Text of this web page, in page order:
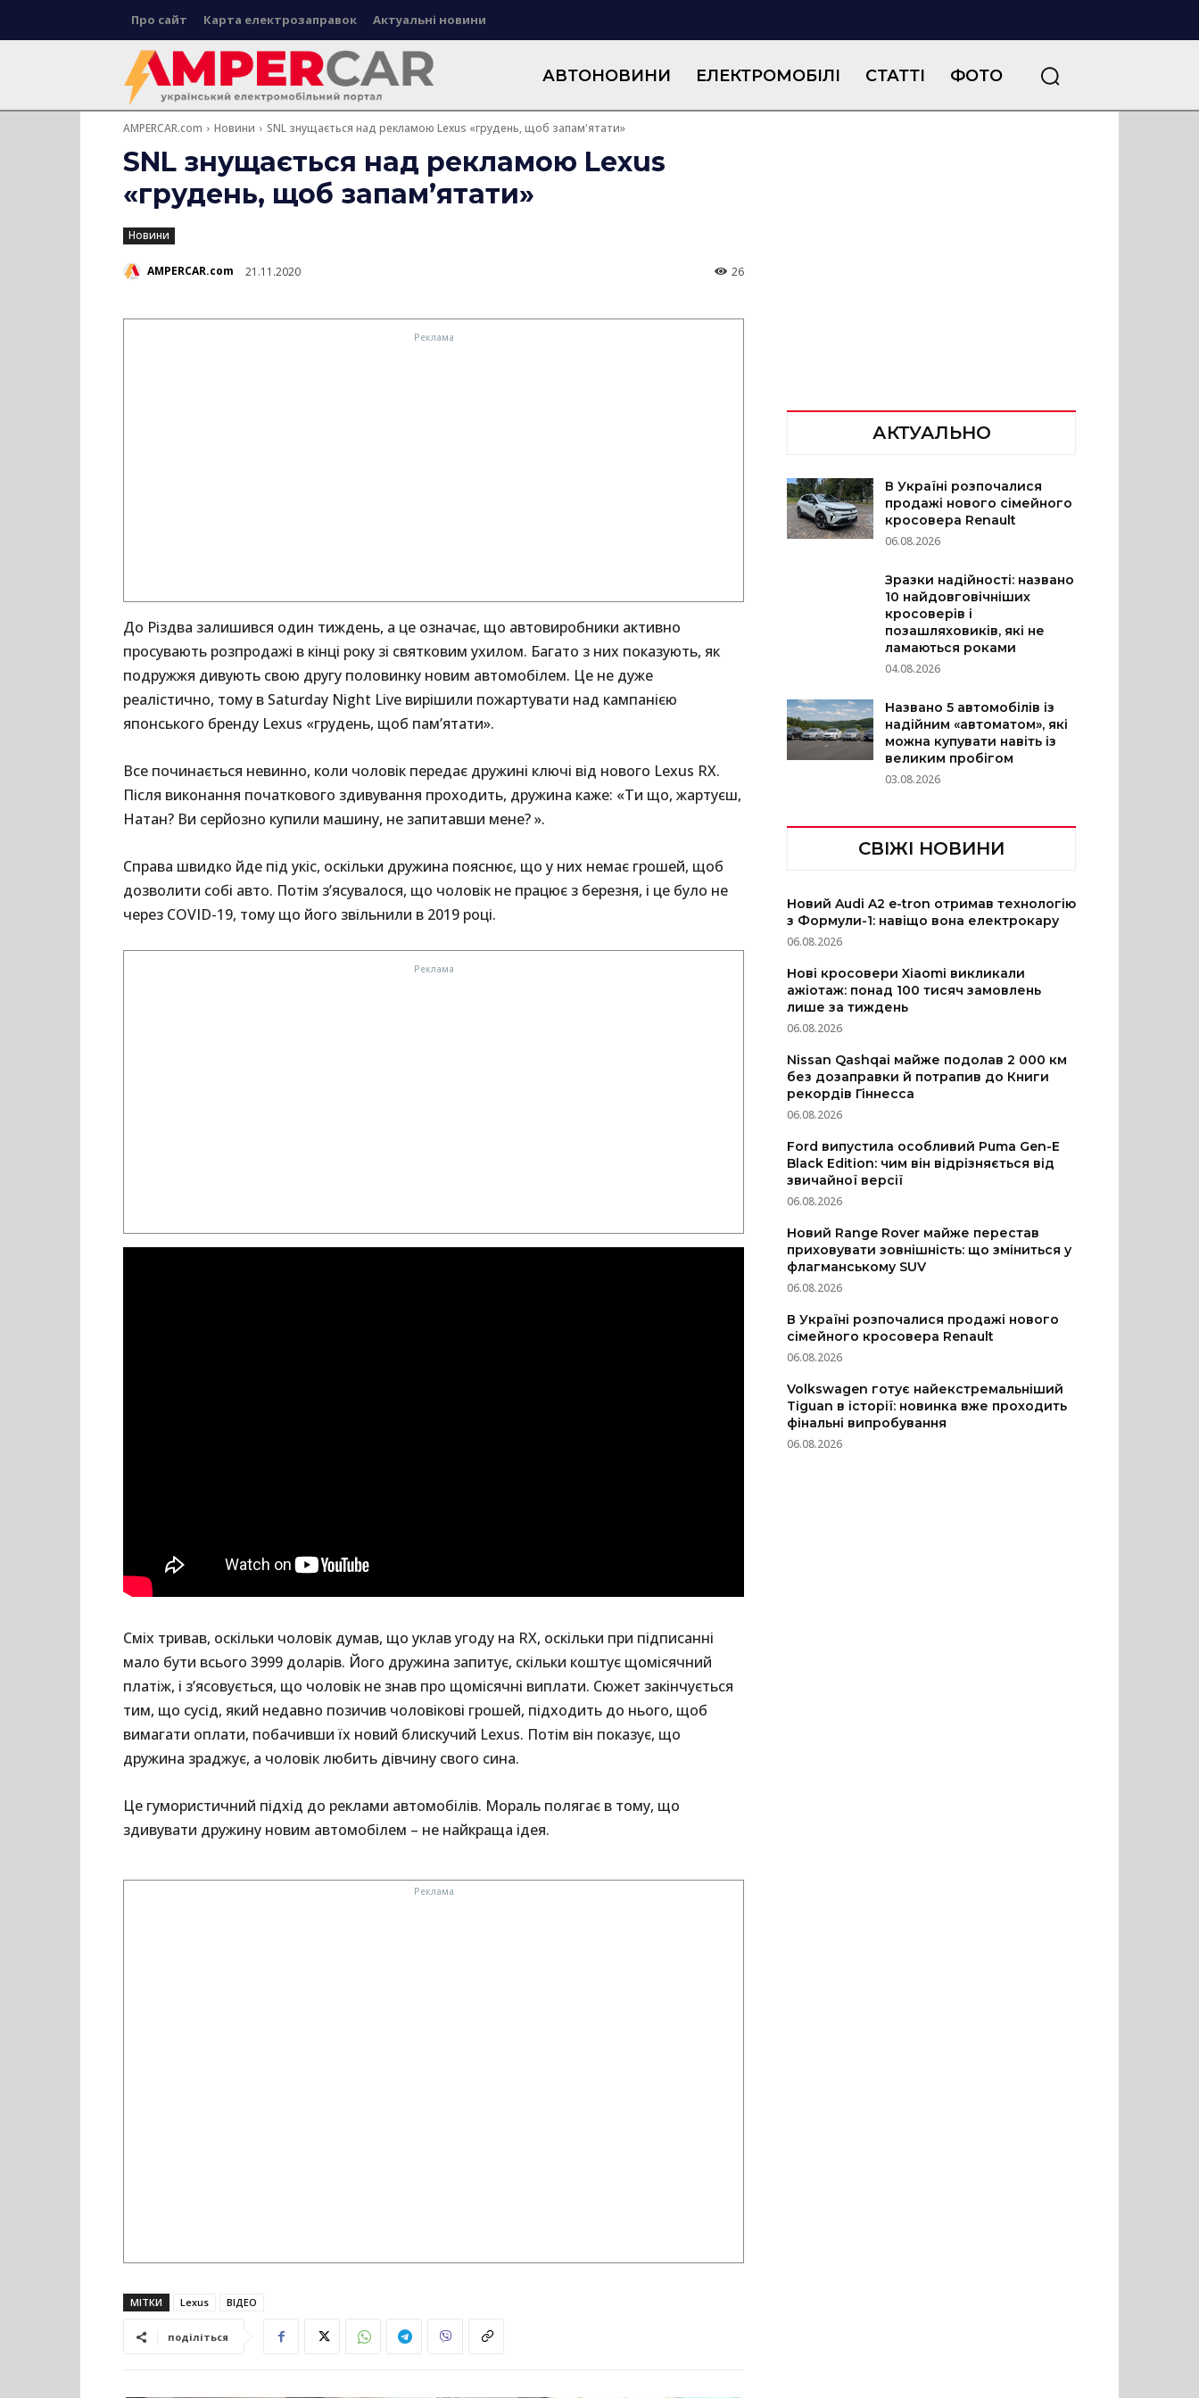
Про сайт Карта електрозаправок Актуальні новини
АВТОНОВИНИ ЕЛЕКТРОМОБІЛІ СТАТТІ ФОТО
AMPERCAR.com Новини SNL знущається над рекламою Lexus «грудень, щоб запам'ятати»
SNL знущається над рекламою Lexus
«грудень, щоб запам’ятати»
Новини
AMPERCAR.com 21.11.2020 26
До Різдва залишився один тиждень, а це означає, що автовиробники активно
просувають розпродажі в кінці року зі святковим ухилом. Багато з них показують, як
подружжя дивують свою другу половинку новим автомобілем. Це не дуже
реалістично, тому в Saturday Night Live вирішили пожартувати над кампанією
японського бренду Lexus «грудень, щоб пам’ятати».
Все починається невинно, коли чоловік передає дружині ключі від нового Lexus RX.
Після виконання початкового здивування проходить, дружина каже: «Ти що, жартуєш,
Натан? Ви серйозно купили машину, не запитавши мене? ».
Справа швидко йде під укіс, оскільки дружина пояснює, що у них немає грошей, щоб
дозволити собі авто. Потім з’ясувалося, що чоловік не працює з березня, і це було не
через COVID-19, тому що його звільнили в 2019 році.
Сміх тривав, оскільки чоловік думав, що уклав угоду на RX, оскільки при підписанні
мало бути всього 3999 доларів. Його дружина запитує, скільки коштує щомісячний
платіж, і з’ясовується, що чоловік не знав про щомісячні виплати. Сюжет закінчується
тим, що сусід, який недавно позичив чоловікові грошей, підходить до нього, щоб
вимагати оплати, побачивши їх новий блискучий Lexus. Потім він показує, що
дружина зраджує, а чоловік любить дівчину свого сина.
Це гумористичний підхід до реклами автомобілів. Мораль полягає в тому, що
здивувати дружину новим автомобілем – не найкраща ідея.
МІТКИ Lexus ВІДЕО
поділіться
АКТУАЛЬНО
В Україні розпочалися
продажі нового сімейного
кросовера Renault
06.08.2026
Зразки надійності: названо
10 найдовговічніших
кросоверів і
позашляховиків, які не
ламаються роками
04.08.2026
Названо 5 автомобілів із
надійним «автоматом», які
можна купувати навіть із
великим пробігом
03.08.2026
СВІЖІ НОВИНИ
Новий Audi A2 e-tron отримав технологію
з Формули-1: навіщо вона електрокару
06.08.2026
Нові кросовери Xiaomi викликали
ажіотаж: понад 100 тисяч замовлень
лише за тиждень
06.08.2026
Nissan Qashqai майже подолав 2 000 км
без дозаправки й потрапив до Книги
рекордів Гіннесса
06.08.2026
Ford випустила особливий Puma Gen-E
Black Edition: чим він відрізняється від
звичайної версії
06.08.2026
Новий Range Rover майже перестав
приховувати зовнішність: що зміниться у
флагманському SUV
06.08.2026
В Україні розпочалися продажі нового
сімейного кросовера Renault
06.08.2026
Volkswagen готує найекстремальніший
Tiguan в історії: новинка вже проходить
фінальні випробування
06.08.2026